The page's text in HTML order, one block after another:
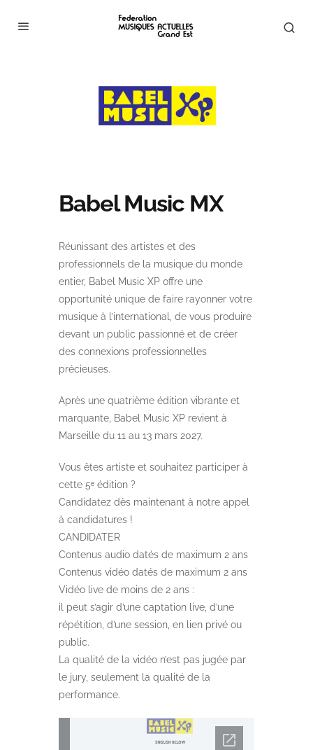
Babel Music MX
Réunissant des artistes et des
professionnels de la musique du monde
entier, Babel Music XP offre une
opportunité unique de faire rayonner votre
musique à l’international, de vous produire
devant un public passionné et de créer
des connexions professionnelles
précieuses.
Après une quatrième édition vibrante et
marquante, Babel Music XP revient à
Marseille du 11 au 13 mars 2027.
Vous êtes artiste et souhaitez participer à
cette 5ᵉ édition ?
Candidatez dès maintenant à notre appel
à candidatures !
CANDIDATER
Contenus audio datés de maximum 2 ans
Contenus vidéo datés de maximum 2 ans
Vidéo live de moins de 2 ans :
il peut s’agir d’une captation live, d’une
répétition, d’une session, en lien privé ou
public.
La qualité de la vidéo n’est pas jugée par
le jury, seulement la qualité de la
performance.